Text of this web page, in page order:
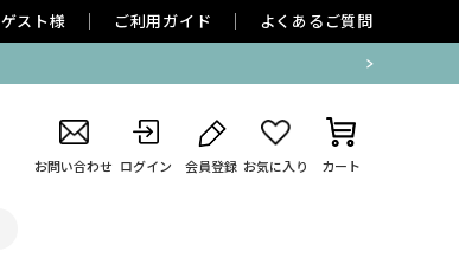
ゲスト様 ご利用ガイド よくあるご質問
お問い合わせ ログイン 会員登録 お気に入り カート